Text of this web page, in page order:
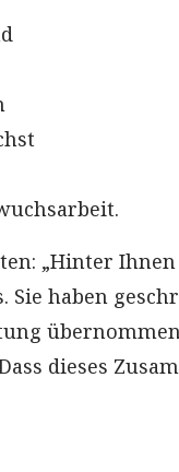
„Hinter
Sie haben
dieses